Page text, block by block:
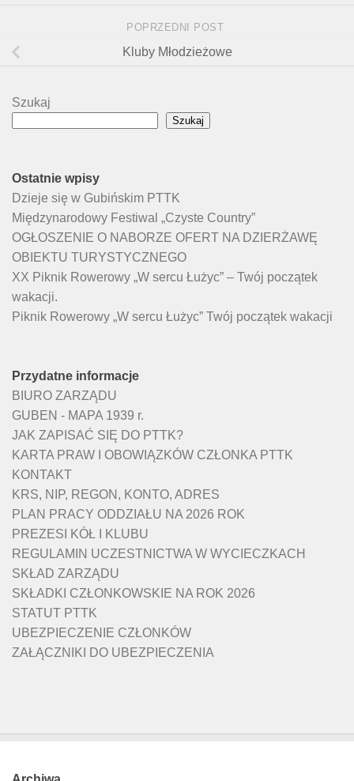
POPRZEDNI POST
Kluby Młodzieżowe
Szukaj
Szukaj
Ostatnie wpisy
Dzieje się w Gubińskim PTTK
Międzynarodowy Festiwal „Czyste Country”
OGŁOSZENIE O NABORZE OFERT NA DZIERŻAWĘ
OBIEKTU TURYSTYCZNEGO
XX Piknik Rowerowy „W sercu Łużyc” – Twój początek
wakacji.
Piknik Rowerowy „W sercu Łużyc” Twój początek wakacji
Przydatne informacje
BIURO ZARZĄDU
GUBEN - MAPA 1939 r.
JAK ZAPISAĆ SIĘ DO PTTK?
KARTA PRAW I OBOWIĄZKÓW CZŁONKA PTTK
KONTAKT
KRS, NIP, REGON, KONTO, ADRES
PLAN PRACY ODDZIAŁU NA 2026 ROK
PREZESI KÓŁ I KLUBU
REGULAMIN UCZESTNICTWA W WYCIECZKACH
SKŁAD ZARZĄDU
SKŁADKI CZŁONKOWSKIE NA ROK 2026
STATUT PTTK
UBEZPIECZENIE CZŁONKÓW
ZAŁĄCZNIKI DO UBEZPIECZENIA